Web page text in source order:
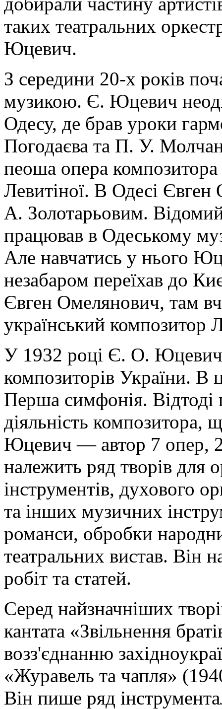
таких театральних
Юцевич.
З середини 20-х років
музикою. Є. Юцевич
Одесу, де брав уроки
Погодаєва та П. У.
пеоша опера
Левитіної. В Одесі
А. Золотарьовим.
працював в Одеському
Але навчатись у нього
незабаром переїхав до
Євген Омелянович, там
український композитор
У 1932 році Є. О. Юцевич
композиторів України. В
Перша симфонія. Відтоді
діяльність композитора,
Юцевич — автор 7 опер,
належить ряд творів для
інструментів, духового
та інших музичних
романси, обробки
театральних вистав. Він
робіт та статей.
Серед найзначніших
кантата «Звільнення
возз'єднанню
«Журавель та чапля»
Він пише ряд